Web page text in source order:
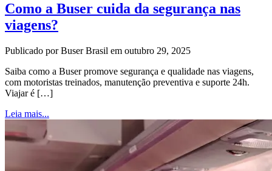
Como a Buser cuida da segurança nas
viagens?
Publicado por Buser Brasil em outubro 29, 2025
Saiba como a Buser promove segurança e qualidade nas viagens,
com motoristas treinados, manutenção preventiva e suporte 24h.
Viajar é […]
Leia mais...